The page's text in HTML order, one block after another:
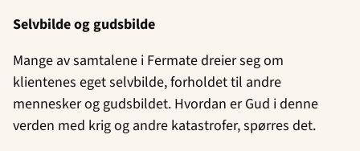
Selvbilde og gudsbilde
Mange av samtalene i Fermate dreier seg om
klientenes eget selvbilde, forholdet til andre
mennesker og gudsbildet. Hvordan er Gud i denne
verden med krig og andre katastrofer, spørres det.